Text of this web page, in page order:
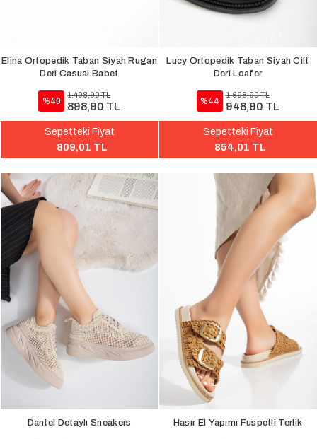
Elina Ortopedik Taban Siyah Rugan
Deri Casual Babet
%40
1.498,90 TL
898,90 TL
Sepetteki Fiyat
809,01 TL
Lucy Ortopedik Taban Siyah Cilt
Deri Loafer
%44
1.698,90 TL
948,90 TL
Sepetteki Fiyat
854,01 TL
Dantel Detaylı Sneakers Hasır El Yapımı Fuspetli Terlik